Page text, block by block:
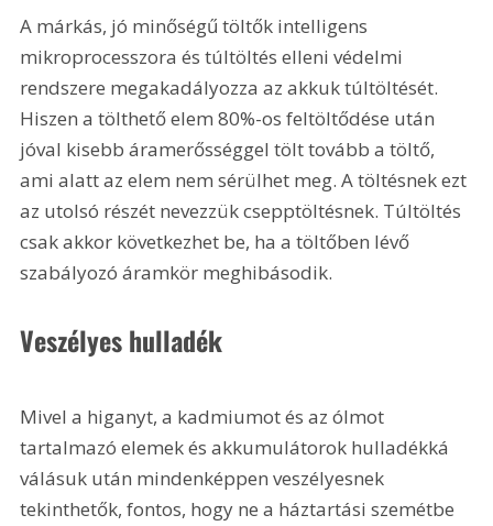
A márkás, jó minőségű töltők intelligens
mikroprocesszora és túltöltés elleni védelmi
rendszere megakadályozza az akkuk túltöltését.
Hiszen a tölthető elem 80%-os feltöltődése után
jóval kisebb áramerősséggel tölt tovább a töltő,
ami alatt az elem nem sérülhet meg. A töltésnek ezt
az utolsó részét nevezzük csepptöltésnek. Túltöltés
csak akkor következhet be, ha a töltőben lévő
szabályozó áramkör meghibásodik.
Veszélyes hulladék
Mivel a higanyt, a kadmiumot és az ólmot
tartalmazó elemek és akkumulátorok hulladékká
válásuk után mindenképpen veszélyesnek
tekinthetők, fontos, hogy ne a háztartási szemétbe